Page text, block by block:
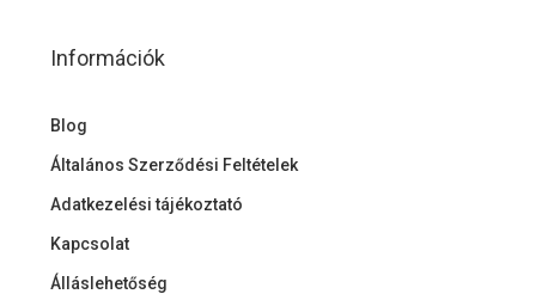
Információk
Blog
Általános Szerződési Feltételek
Adatkezelési tájékoztató
Kapcsolat
Álláslehetőség